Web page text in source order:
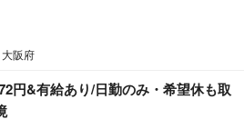
阪府
円&有給あり/日勤のみ・希望休も取